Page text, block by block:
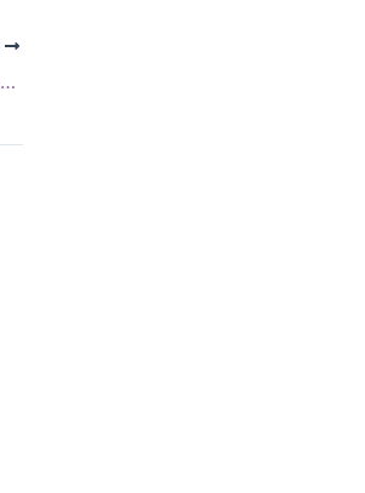
La derecha brasileña ha fracasado nuevamente